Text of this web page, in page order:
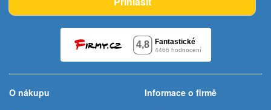
O nákupu
Informace o firmě